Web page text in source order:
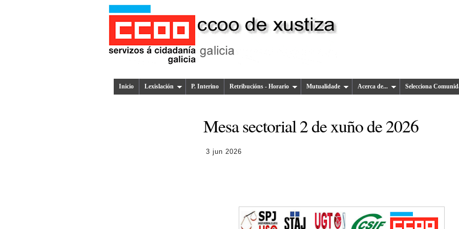
Inicio Lexislación P. Interino Retribucións - Horario Mutualidade Acerca de... Selecciona
Mesa sectorial 2 de xuño de 2026
3 jun 2026